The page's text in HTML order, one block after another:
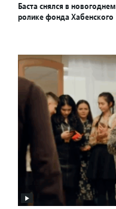
Баста снялся в новогоднем
ролике фонда Хабенского